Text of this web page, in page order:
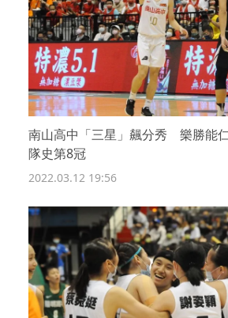
南山高中「三星」飆分秀 樂勝能
隊史第8冠
2022.03.12 19:56